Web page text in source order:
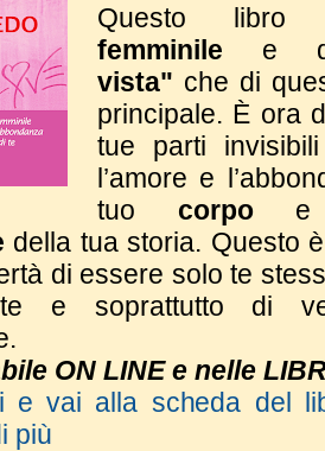
Questo libro
femminile e
vista" che di
principale. È ora
tue parti
l’amore e
tuo corpo
della tua storia. Questo
di essere solo te
e soprattutto di
ON LINE e nelle
e vai alla scheda del
più